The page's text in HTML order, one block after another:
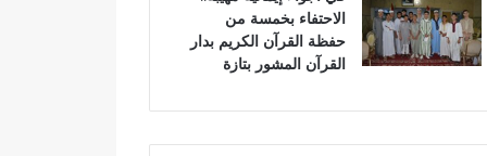
الاحتفاء بخمسة من
حفظة القرآن الكريم بدار
القرآن المشور بتازة